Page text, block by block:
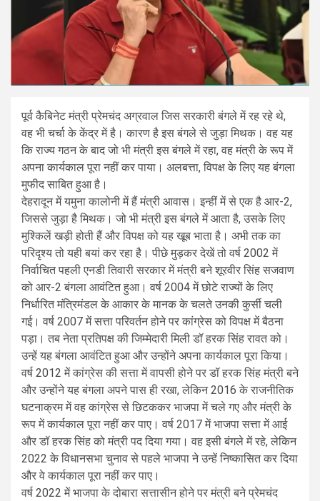
पूर्व कैबिनेट मंत्री प्रेमचंद अग्रवाल जिस सरकारी बंगले में रह रहे थे,
वह भी चर्चा के केंद्र में है। कारण है इस बंगले से जुड़ा मिथक। वह यह
कि राज्य गठन के बाद जो भी मंत्री इस बंगले में रहा, वह मंत्री के रूप में
अपना कार्यकाल पूरा नहीं कर पाया। अलबत्ता, विपक्ष के लिए यह बंगला
मुफीद साबित हुआ है।
देहरादून में यमुना कालोनी में हैं मंत्री आवास। इन्हीं में से एक है आर-2,
जिससे जुड़ा है मिथक। जो भी मंत्री इस बंगले में आता है, उसके लिए
मुश्किलें खड़ी होती हैं और विपक्ष को यह खूब भाता है। अभी तक का
परिदृश्य तो यही बयां कर रहा है। पीछे मुड़कर देखें तो वर्ष 2002 में
निर्वाचित पहली एनडी तिवारी सरकार में मंत्री बने शूरवीर सिंह सजवाण
को आर-2 बंगला आवंटित हुआ। वर्ष 2004 में छोटे राज्यों के लिए
निर्धारित मंत्रिमंडल के आकार के मानक के चलते उनकी कुर्सी चली
गई। वर्ष 2007 में सत्ता परिवर्तन होने पर कांग्रेस को विपक्ष में बैठना
पड़ा। तब नेता प्रतिपक्ष की जिम्मेदारी मिली डॉ हरक सिंह रावत को।
उन्हें यह बंगला आवंटित हुआ और उन्होंने अपना कार्यकाल पूरा किया।
वर्ष 2012 में कांग्रेस की सत्ता में वापसी होने पर डॉ हरक सिंह मंत्री बने
और उन्होंने यह बंगला अपने पास ही रखा, लेकिन 2016 के राजनीतिक
घटनाक्रम में वह कांग्रेस से छिटककर भाजपा में चले गए और मंत्री के
रूप में कार्यकाल पूरा नहीं कर पाए। वर्ष 2017 में भाजपा सत्ता में आई
और डॉ हरक सिंह को मंत्री पद दिया गया। वह इसी बंगले में रहे, लेकिन
2022 के विधानसभा चुनाव से पहले भाजपा ने उन्हें निष्कासित कर दिया
और वे कार्यकाल पूरा नहीं कर पाए।
वर्ष 2022 में भाजपा के दोबारा सत्तासीन होने पर मंत्री बने प्रेमचंद